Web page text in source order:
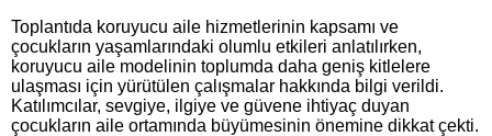
Toplantıda koruyucu aile hizmetlerinin kapsamı ve
çocukların yaşamlarındaki olumlu etkileri anlatılırken,
koruyucu aile modelinin toplumda daha geniş kitlelere
ulaşması için yürütülen çalışmalar hakkında bilgi verildi.
Katılımcılar, sevgiye, ilgiye ve güvene ihtiyaç duyan
çocukların aile ortamında büyümesinin önemine dikkat çekti.